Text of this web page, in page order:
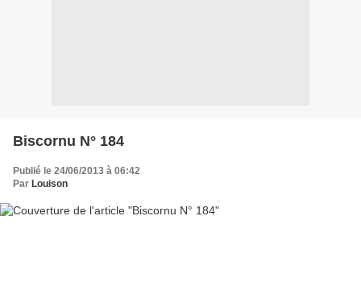
Biscornu N° 184
Publié le 24/06/2013 à 06:42
Par Louison